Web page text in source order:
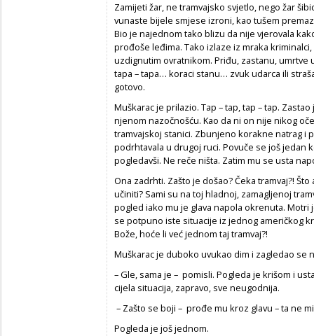
Zamijeti žar, ne tramvajsko svjetlo, nego žar
vunaste bijele smjese izroni, kao tušem
Bio je najednom tako blizu da nije vjerovala
prođoše leđima. Tako izlaze iz mraka
uzdignutim ovratnikom. Priđu, zastanu,
tapa – tapa… koraci stanu… zvuk udarca ili
gotovo.
Muškarac je prilazio. Tap – tap, tap – tap.
njenom nazočnošću. Kao da ni on nije nikog
tramvajskoj stanici. Zbunjeno korakne natrag i
podrhtavala u drugoj ruci. Povuče se još jedan
pogledavši. Ne reče ništa. Zatim mu se usta
Ona zadrhti. Zašto je došao? Čeka tramvaj?!
učiniti? Sami su na toj hladnoj, zamagljenoj
pogled iako mu je glava napola okrenuta.
se potpuno iste situacije iz jednog američkog
Bože, hoće li već jednom taj tramvaj?!
Muškarac je duboko uvukao dim i zagledao se
– Gle, sama je – pomisli. Pogleda je krišom i
cijela situacija, zapravo, sve neugodnija.
– Zašto se boji – prođe mu kroz glavu – ta ne
Pogleda je još jednom.